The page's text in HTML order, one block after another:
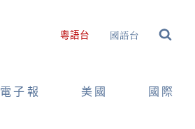
粵語台 國語台
電子報 美國 國際